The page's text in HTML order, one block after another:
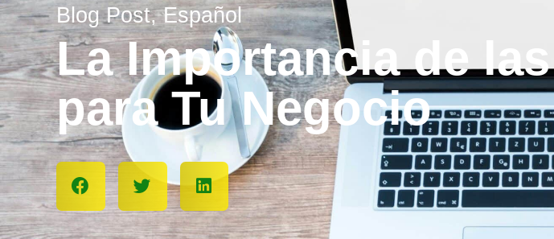
Blog Post,Español
La Importancia de
para Tu Negocio